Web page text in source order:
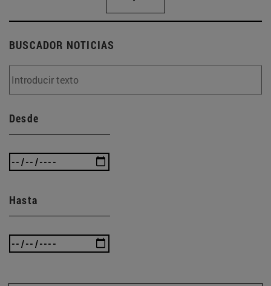
BUSCADOR NOTICIAS
Desde
Hasta